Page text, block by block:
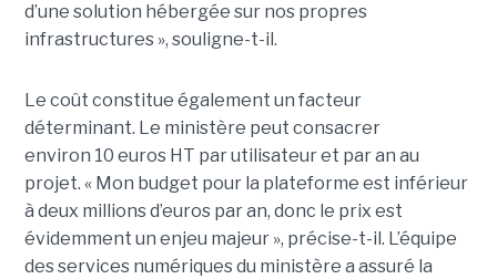
d’une solution hébergée sur nos propres
infrastructures », souligne-t-il.
Le coût constitue également un facteur
déterminant. Le ministère peut consacrer
environ 10 euros HT par utilisateur et par an au
projet. « Mon budget pour la plateforme est inférieur
à deux millions d’euros par an, donc le prix est
évidemment un enjeu majeur », précise-t-il. L’équipe
des services numériques du ministère a assuré la